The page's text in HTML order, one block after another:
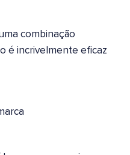
combinação
é incrivelmente eficaz